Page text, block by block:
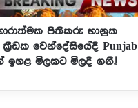
පිතිකරු භානුක
වෙන්දේසියේදී Punjab
ඉහළ මිලකට මිලදී ගනී.!